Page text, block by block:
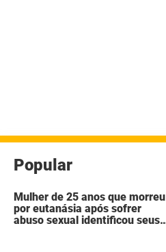
Popular
Mulher de 25 anos que morreu
por eutanásia após sofrer
abuso sexual identificou seus